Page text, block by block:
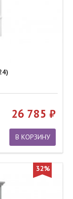
26 785
В КОРЗИНУ
32%